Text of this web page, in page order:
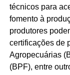
técnicos para
fomento à
produtores
certificações de
Agropecuárias
(BPF), entre